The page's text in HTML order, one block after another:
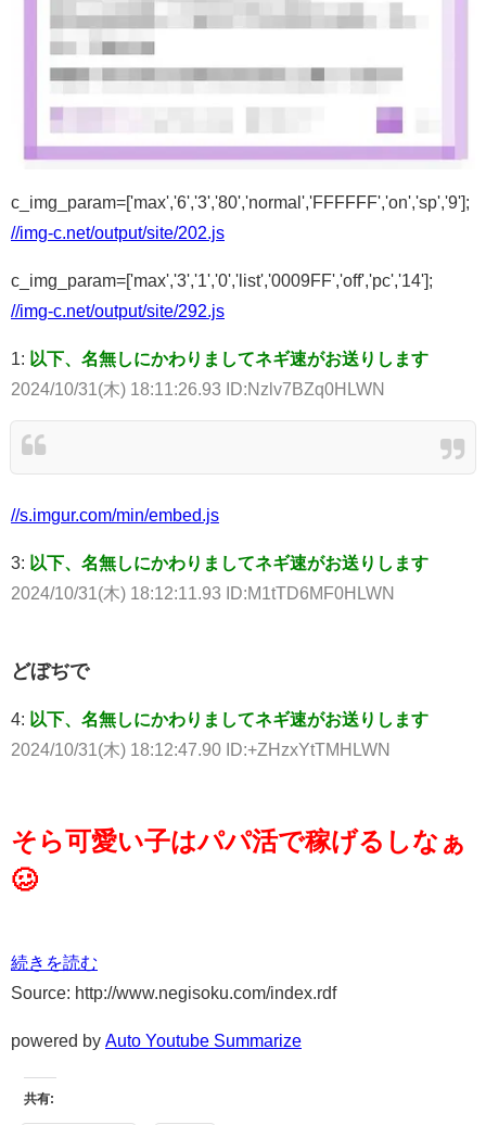
c_img_param=['max','6','3','80','normal','FFFFFF','on','sp','9'];
//img-c.net/output/site/202.js
c_img_param=['max','3','1','0','list','0009FF','off','pc','14'];
//img-c.net/output/site/292.js
1: 以下、名無しにかわりましてネギ速がお送りします
2024/10/31(木) 18:11:26.93 ID:Nzlv7BZq0HLWN
//s.imgur.com/min/embed.js
3: 以下、名無しにかわりましてネギ速がお送りします
2024/10/31(木) 18:12:11.93 ID:M1tTD6MF0HLWN
どぼぢで
4: 以下、名無しにかわりましてネギ速がお送りします
2024/10/31(木) 18:12:47.90 ID:+ZHzxYtTMHLWN
そら可愛い子はパパ活で稼げるしなぁ
🥴
続きを読む
Source: http://www.negisoku.com/index.rdf
powered by Auto Youtube Summarize
共有: